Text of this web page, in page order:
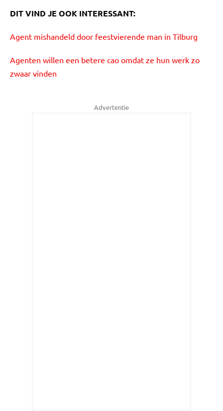
DIT VIND JE OOK INTERESSANT:
Agent mishandeld door feestvierende man in Tilburg
Agenten willen een betere cao omdat ze hun werk zo
zwaar vinden
Advertentie